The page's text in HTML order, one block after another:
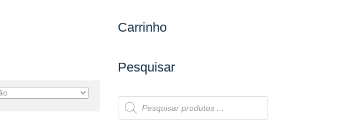
Carrinho
Pesquisar
Products
search